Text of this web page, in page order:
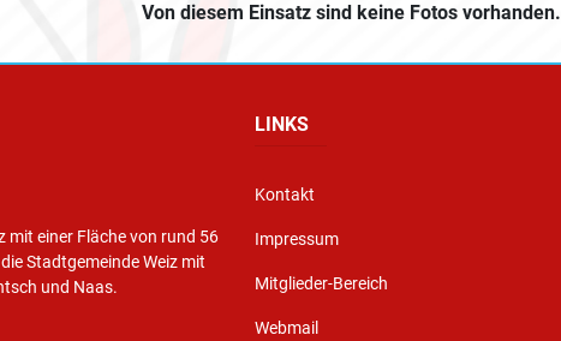
Von diesem Einsatz sind keine Fotos vorhanden.
mit einer Fläche von rund 56
Stadtgemeinde Weiz mit
und Naas.
LINKS
Kontakt
Impressum
Mitglieder-Bereich
Webmail